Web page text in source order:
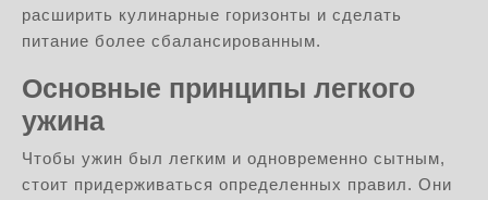
расширить кулинарные горизонты и сделать
питание более сбалансированным.
Основные принципы легкого
ужина
Чтобы ужин был легким и одновременно сытным,
стоит придерживаться определенных правил. Они